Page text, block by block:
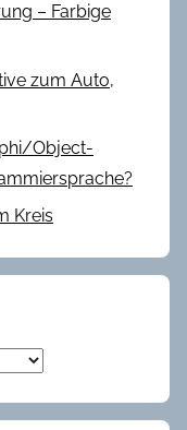
– Farbige
zum Auto,
Object-
Kreis